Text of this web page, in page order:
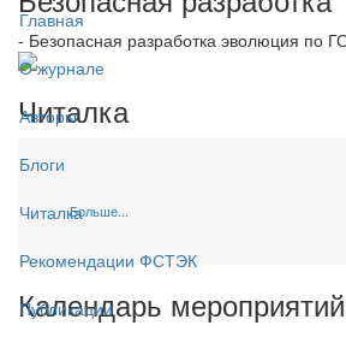
Главная
О журнале
Авторы
Блоги
Читалка
Рекомендации ФСТЭК
Публикации
- Безопасная разработка эволюция по
Читалка
Больше...
Календарь мероприятий